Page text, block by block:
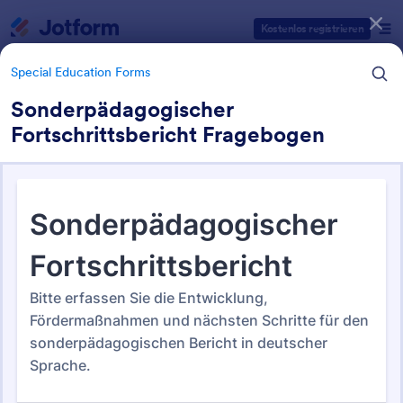
Kostenlos registrieren
Special Education Forms
Sonderpädagogischer
Fortschrittsbericht Fragebogen
Special Education Forms
13 Vorlagen
Formularvorlagen Kategorien